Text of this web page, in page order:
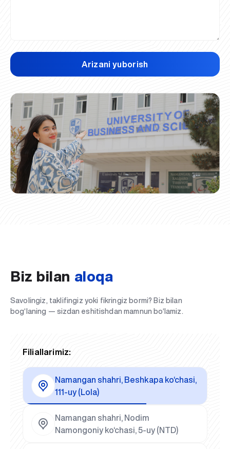
Arizani yuborish
Biz bilan aloqa
Savolingiz, taklifingiz yoki fikringiz bormi? Biz bilan
bog‘laning — sizdan eshitishdan mamnun bo‘lamiz.
Filiallarimiz:
Namangan shahri, Beshkapa ko‘chasi,
111-uy (Lola)
Namangan shahri, Nodim
Namongoniy ko‘chasi, 5-uy (NTD)